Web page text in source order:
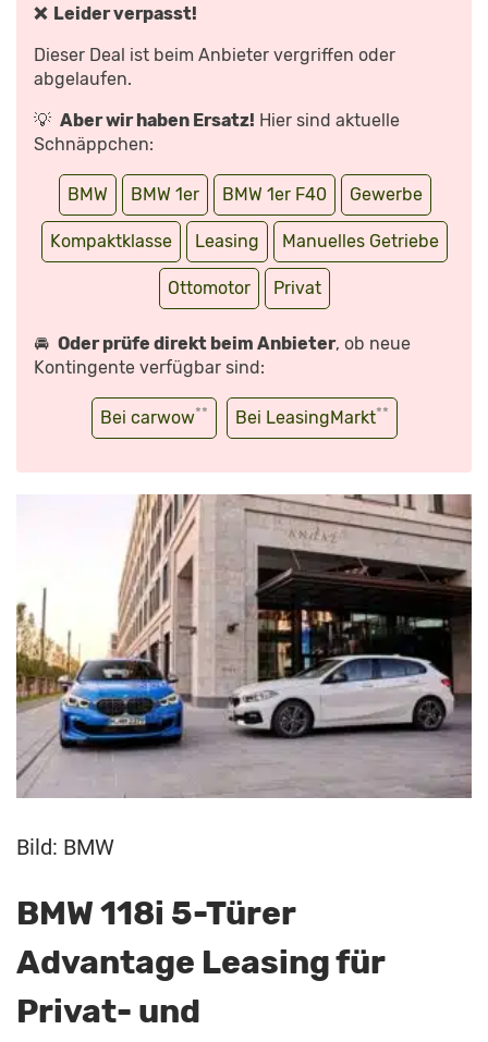
❌ Leider verpasst!
Dieser Deal ist beim Anbieter vergriffen oder
abgelaufen.
💡 Aber wir haben Ersatz! Hier sind aktuelle
Schnäppchen:
BMW BMW 1er BMW 1er F40 Gewerbe
Kompaktklasse Leasing Manuelles Getriebe
Ottomotor Privat
🚘 Oder prüfe direkt beim Anbieter, ob neue
Kontingente verfügbar sind:
Bei carwow** Bei LeasingMarkt**
Bild: BMW
BMW 118i 5-Türer
Advantage Leasing für
Privat- und
AUSFAHRT.TV“
ANZEIGEN